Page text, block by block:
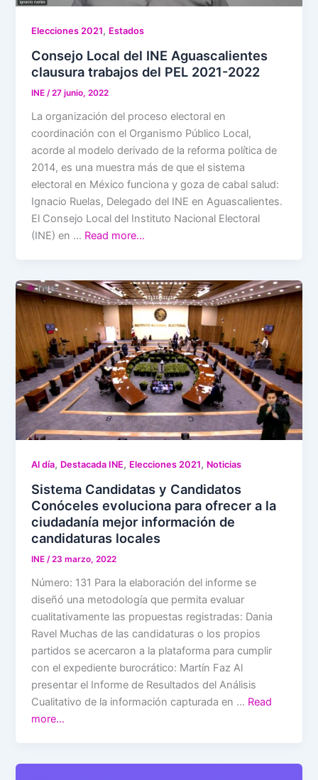
Elecciones 2021, Estados
Consejo Local del INE Aguascalientes
clausura trabajos del PEL 2021-2022
INE/27 junio, 2022
La organización del proceso electoral en
coordinación con el Organismo Público Local,
acorde al modelo derivado de la reforma política de
2014, es una muestra más de que el sistema
electoral en México funciona y goza de cabal salud:
Ignacio Ruelas, Delegado del INE en Aguascalientes.
El Consejo Local del Instituto Nacional Electoral
(INE) en … Read more…
Al día, Destacada INE, Elecciones 2021, Noticias
Sistema Candidatas y Candidatos
Conóceles evoluciona para ofrecer a la
ciudadanía mejor información de
candidaturas locales
INE/23 marzo, 2022
Número: 131 Para la elaboración del informe se
diseñó una metodología que permita evaluar
cualitativamente las propuestas registradas: Dania
Ravel Muchas de las candidaturas o los propios
partidos se acercaron a la plataforma para cumplir
con el expediente burocrático: Martín Faz Al
presentar el Informe de Resultados del Análisis
Cualitativo de la información capturada en … Read
more…